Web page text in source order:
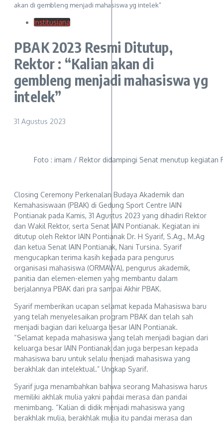
akan di gembleng menjadi mahasiswa yg intelek”
Institusiana
PBAK 2023 Resmi Ditutup,
Rektor : “Kalian akan di
gembleng menjadi mahasiswa yg
intelek”
31 Agustus 2023
Foto : imam / Rektor didampingi Senat menutup kegiatan
Closing Ceremony Perkenalan Budaya Akademik dan
Kemahasiswaan (PBAK) di Gedung Sport Centre IAIN
Pontianak pada Kamis, 31 Agustus 2023 yang dihadiri Rektor
dan Wakil Rektor, serta Senat IAIN Pontianak. Kegiatan ini
ditutup oleh Rektor IAIN Pontianak Dr. H Syarif, S.Ag., M.Ag
dan ketua Senat IAIN Pontianak, Nani Tursina. Syarif
mengucapkan terima kasih kepada para pengurus
organisasi mahasiswa (ORMAWA), pengurus akademik,
panitia dan elemen-elemen yang membantu dalam
berjalannya PBAK dari pra sampai Akhir PBAK.
Syarif memberikan ucapan selamat kepada Mahasiswa baru
yang telah menyelesaikan program PBAK dan telah sah
menjadi bagian dari keluarga besar IAIN Pontianak.
“Selamat kepada mahasiswa yang telah menjadi bagian dari
keluarga besar IAIN Pontianak dan juga berpesan kepada
mahasiswa baru untuk selalu menjadi mahasiswa yang
berakhlak dan intelektual.” Ungkap Syarif.
Syarif juga menambahkan bahwa seorang Mahasiswa harus
memiliki akhlak mulia yakni pandai merasa dan pandai
menimbang. “Kalian di didik menjadi mahasiswa yang
berakhlak mulia, berakhlak mulia itu pandai merasa dan